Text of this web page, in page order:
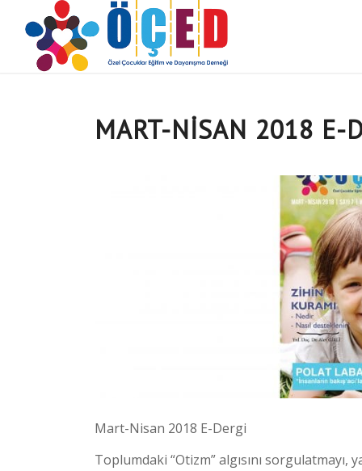
MART-NISAN 2018 E-
Mart-Nisan 2018 E-Dergi
Toplumdaki “Otizm” algısını